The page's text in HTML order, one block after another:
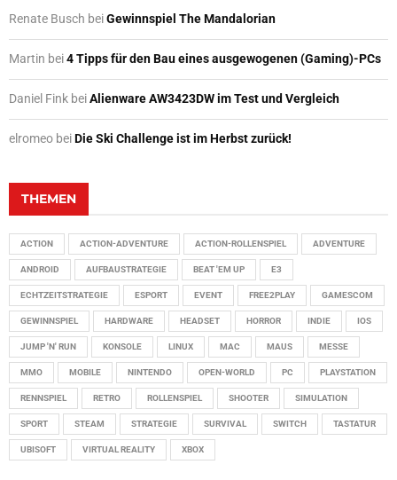
Renate Busch beiGewinnspiel The Mandalorian
Martin bei4 Tipps für den Bau eines ausgewogenen (Gaming)-PCs
Daniel Fink beiAlienware AW3423DW im Test und Vergleich
elromeo beiDie Ski Challenge ist im Herbst zurück!
THEMEN
ACTION ACTION-ADVENTURE ACTION-ROLLENSPIEL ADVENTURE
ANDROID AUFBAUSTRATEGIE BEAT 'EM UP E3
ECHTZEITSTRATEGIE ESPORT EVENT FREE2PLAY GAMESCOM
GEWINNSPIEL HARDWARE HEADSET HORROR INDIE IOS
JUMP 'N' RUN KONSOLE LINUX MAC MAUS MESSE
MMO MOBILE NINTENDO OPEN-WORLD PC PLAYSTATION
RENNSPIEL RETRO ROLLENSPIEL SHOOTER SIMULATION
SPORT STEAM STRATEGIE SURVIVAL SWITCH TASTATUR
UBISOFT VIRTUAL REALITY XBOX